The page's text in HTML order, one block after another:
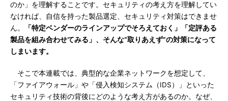
のか」を理解することです。セキュリティの考え方を理解してい
なければ、自信を持った製品選定、セキュリティ対策はできませ
ん。
「特定ベンダーのラインアップでそろえておく」「定評ある
製品を組み合わせてみる」、そんな“取りあえず”の対策になって
しまいます。
そこで本連載では、典型的な企業ネットワークを想定して、
「ファイアウォール」や「侵入検知システム（IDS）」といった
セキュリティ技術の背後にどのような考え方があるのか。なぜ、